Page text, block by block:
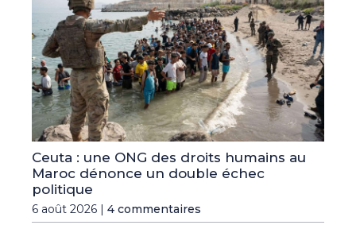
Ceuta : une ONG des droits humains au
Maroc dénonce un double échec
politique
6 août 2026 | 4 commentaires